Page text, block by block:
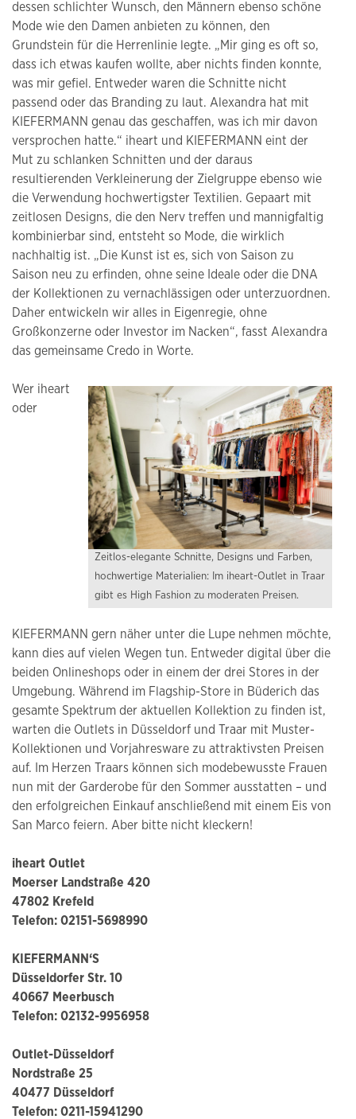
dessen schlichter Wunsch, den Männern ebenso schöne
Mode wie den Damen anbieten zu können, den
Grundstein für die Herrenlinie legte. „Mir ging es oft so,
dass ich etwas kaufen wollte, aber nichts finden konnte,
was mir gefiel. Entweder waren die Schnitte nicht
passend oder das Branding zu laut. Alexandra hat mit
KIEFERMANN genau das geschaffen, was ich mir davon
versprochen hatte.“ iheart und KIEFERMANN eint der
Mut zu schlanken Schnitten und der daraus
resultierenden Verkleinerung der Zielgruppe ebenso wie
die Verwendung hochwertigster Textilien. Gepaart mit
zeitlosen Designs, die den Nerv treffen und mannigfaltig
kombinierbar sind, entsteht so Mode, die wirklich
nachhaltig ist. „Die Kunst ist es, sich von Saison zu
Saison neu zu erfinden, ohne seine Ideale oder die DNA
der Kollektionen zu vernachlässigen oder unterzuordnen.
Daher entwickeln wir alles in Eigenregie, ohne
Großkonzerne oder Investor im Nacken“, fasst Alexandra
das gemeinsame Credo in Worte.
Zeitlos-elegante Schnitte, Designs und Farben,
hochwertige Materialien: Im iheart-Outlet in Traar
gibt es High Fashion zu moderaten Preisen.
Wer iheart
oder
KIEFERMANN gern näher unter die Lupe nehmen möchte,
kann dies auf vielen Wegen tun. Entweder digital über die
beiden Onlineshops oder in einem der drei Stores in der
Umgebung. Während im Flagship-Store in Büderich das
gesamte Spektrum der aktuellen Kollektion zu finden ist,
warten die Outlets in Düsseldorf und Traar mit Muster-
Kollektionen und Vorjahresware zu attraktivsten Preisen
auf. Im Herzen Traars können sich modebewusste Frauen
nun mit der Garderobe für den Sommer ausstatten – und
den erfolgreichen Einkauf anschließend mit einem Eis von
San Marco feiern. Aber bitte nicht kleckern!
iheart Outlet
Moerser Landstraße 420
47802 Krefeld
Telefon: 02151-5698990
KIEFERMANN‘S
Düsseldorfer Str. 10
40667 Meerbusch
Telefon: 02132-9956958
Outlet-Düsseldorf
Nordstraße 25
40477 Düsseldorf
Telefon: 0211-15941290